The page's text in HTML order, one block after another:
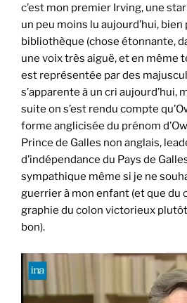
c’est mon premier Irving, une
un peu moins lu aujourd’hui,
bibliothèque (chose étonnante,
une voix très aiguë, et en même
est représentée par des
s’apparente à un cri aujourd’hui,
suite on s’est rendu compte
forme anglicisée du prénom
Prince de Galles non anglais,
d’indépendance du Pays de
sympathique même si je ne
guerrier à mon enfant (et que du
graphie du colon victorieux
bon).